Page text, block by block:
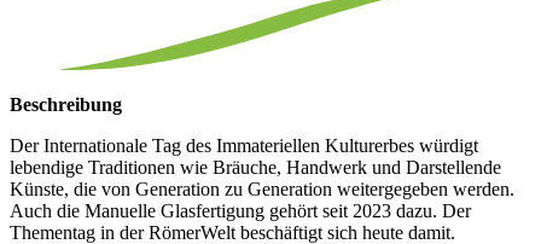
Beschreibung
Der Internationale Tag des Immateriellen Kulturerbes würdigt
lebendige Traditionen wie Bräuche, Handwerk und Darstellende
Künste, die von Generation zu Generation weitergegeben werden.
Auch die Manuelle Glasfertigung gehört seit 2023 dazu. Der
Thementag in der RömerWelt beschäftigt sich heute damit.